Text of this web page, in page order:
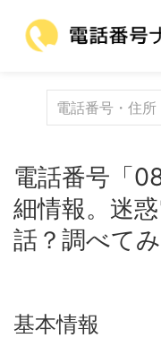
電話番号「
細情報。迷
話？調べてみ
基本情報